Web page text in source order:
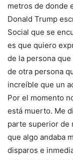
metros de donde
Donald Trump
Social que se
es que quiero
de la persona
de otra persona
increíble que un
Por el momento
está muerto. Me
parte superior de
que algo andaba
disparos e